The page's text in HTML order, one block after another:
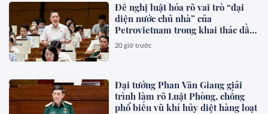
Đề nghị luật hóa rõ vai trò “đại
diện nước chủ nhà” của
Petrovietnam trong khai thác dầu
khí
20 giờ trước
Đại tướng Phan Văn Giang giải
trình làm rõ Luật Phòng, chống
phổ biến vũ khí hủy diệt hàng loạt